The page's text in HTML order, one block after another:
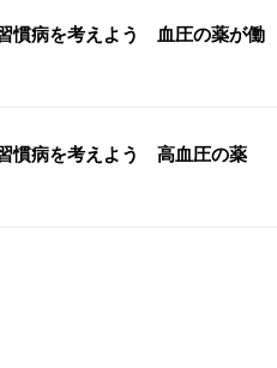
慣病を考えよう 血圧の薬が働
慣病を考えよう 高血圧の薬